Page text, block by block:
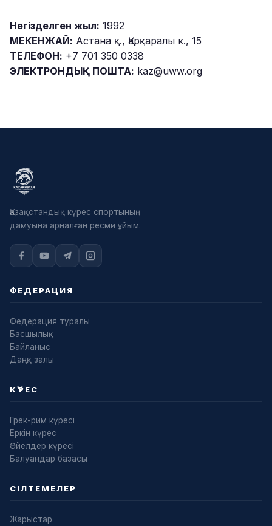
Негізделген жыл: 1992
МЕКЕНЖАЙ: Астана қ., Қарқаралы к., 15
ТЕЛЕФОН: +7 701 350 0338
ЭЛЕКТРОНДЫҚ ПОШТА: kaz@uww.org
Қазақстандық күрес спортының
дамуына арналған ресми ұйым.
ФЕДЕРАЦИЯ
Федерация туралы
Басшылық
Байланыс
Даңқ залы
КҮРЕС
Грек-рим күресі
Еркін күрес
Әйелдер күресі
Балуандар базасы
СІЛТЕМЕЛЕР
Жарыстар